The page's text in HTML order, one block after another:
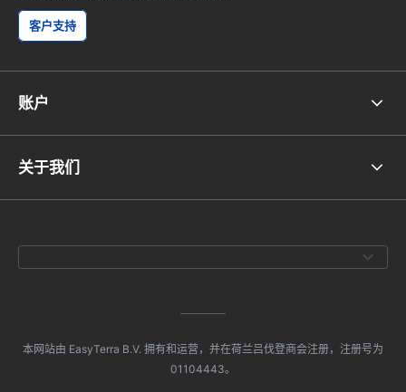
客户支持
账户
关于我们
本网站由 EasyTerra B.V. 拥有和运营，并在荷兰吕伐登商会注册，注册号为
01104443。